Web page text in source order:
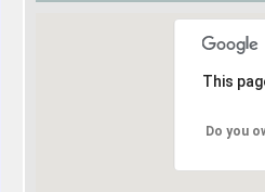
This
Do you